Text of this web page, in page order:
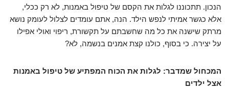
הנכון. תתכוננו לגלות את הקסם של טיפול באמנות, לא רק ככלי,
אלא כגשר אמיתי לנפש הילד. הנה, אתם עומדים לצלול לעומק נושא
מרתק שישנה את כל מה שחשבתם על תקשורת, ריפוי ואולי אפילו
על יצירה. כי בסוף, כולנו קצת אמנים בנשמה, לא?
המכחול שמדבר: לגלות את הכוח המפתיע של טיפול באמנות
אצל ילדים